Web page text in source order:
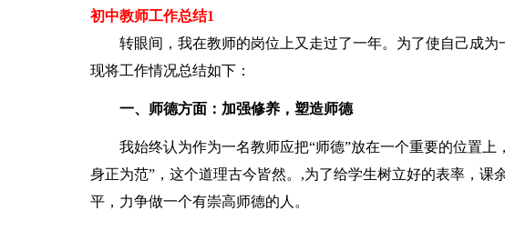
初中教师工作总结1
转眼间，我在教师的岗位上又走过了一年。为了使自己成为
现将工作情况总结如下：
一、师德方面：加强修养，塑造师德
我始终认为作为一名教师应把“师德”放在一个重要的位置上
身正为范”，这个道理古今皆然。,为了给学生树立好的表率，课
平，力争做一个有崇高师德的人。